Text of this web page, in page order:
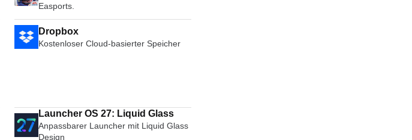
Easports.
Dropbox
Kostenloser Cloud-basierter Speicher
Launcher OS 27: Liquid Glass
Anpassbarer Launcher mit Liquid Glass
Design